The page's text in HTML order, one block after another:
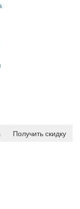
Получить скидку